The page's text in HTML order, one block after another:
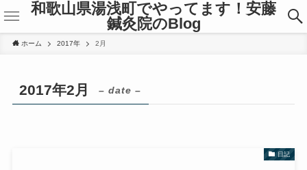
和歌山県湯浅町でやってます！安藤
鍼灸院のBlog
ホーム 2017年 2月
2017年2月 – date –
日記